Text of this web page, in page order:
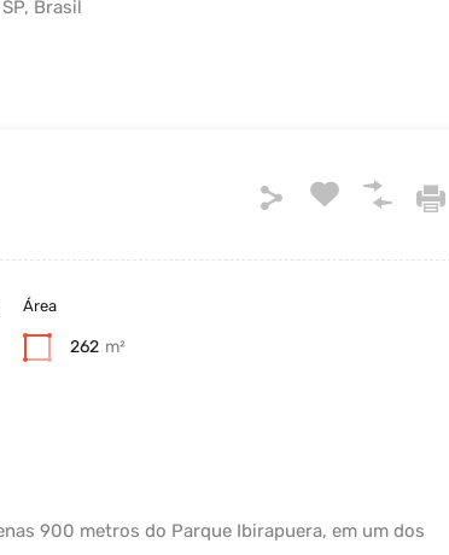
Brasil
Área
262 m²
900 metros do Parque Ibirapuera, em um dos